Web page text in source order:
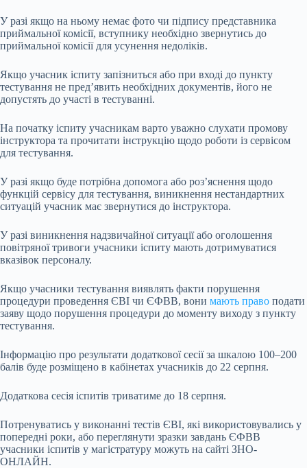
У разі якщо на ньому немає фото чи підпису представника
приймальної комісії, вступнику необхідно звернутись до
приймальної комісії для усунення недоліків.
Якщо учасник іспиту запізниться або при вході до пункту
тестування не пред’явить необхідних документів, його не
допустять до участі в тестуванні.
На початку іспиту учасникам варто уважно слухати промову
інструктора та прочитати інструкцію щодо роботи із сервісом
для тестування.
У разі якщо буде потрібна допомога або роз’яснення щодо
функцій сервісу для тестування, виникнення нестандартних
ситуацій учасник має звернутися до інструктора.
У разі виникнення надзвичайної ситуації або оголошення
повітряної тривоги учасники іспиту мають дотримуватися
вказівок персоналу.
Якщо учасники тестування виявлять факти порушення
процедури проведення ЄВІ чи ЄФВВ, вони мають право подати
заяву щодо порушення процедури до моменту виходу з пункту
тестування.
Інформацію про результати додаткової сесії за шкалою 100–200
балів буде розміщено в кабінетах учасників до 22 серпня.
Додаткова сесія іспитів триватиме до 18 серпня.
Потренуватись у виконанні тестів ЄВІ, які використовувались у
попередні роки, або переглянути зразки завдань ЄФВВ
учасники іспитів у магістратуру можуть на сайті ЗНО-
ОНЛАЙН.